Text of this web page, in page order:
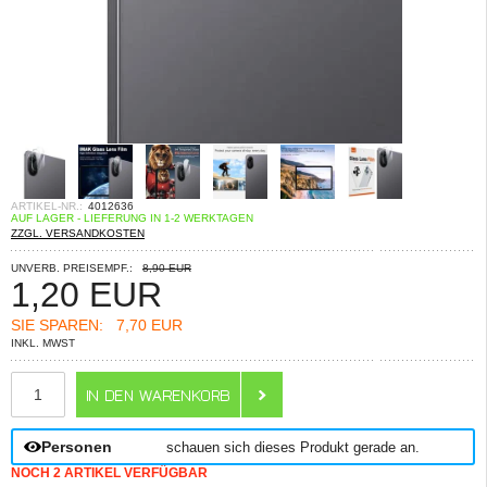
ARTIKEL-NR.: 4012636
AUF LAGER - LIEFERUNG IN 1-2 WERKTAGEN
ZZGL. VERSANDKOSTEN
UNVERB. PREISEMPF.: 8,90 EUR
1,20 EUR
SIE SPAREN: 7,70 EUR
INKL. MWST
Personen schauen sich dieses Produkt gerade an.
NOCH 2 ARTIKEL VERFÜGBAR